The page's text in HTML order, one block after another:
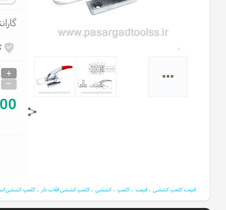
...
+
_
قیمت کلمپ کششی ،قیمت ،کلمپ ،کششی ،کلمپ کششی قلاب دار ،کلمپ کششی
قیمت کلمپ کششی،سایت ابزار پاسارگاد،کلمپ کششی،کلمپ صنعتی،کلمپ چوب،